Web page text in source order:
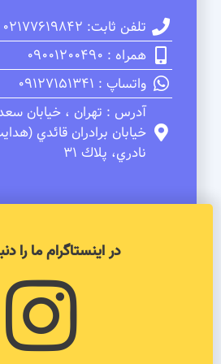
تلفن ثابت: 02177619842
همراه : 09001200490
واتساپ : 09127151341
آدرس : تهران ، خيابان
خيابان برادران قائدي
نادري، پلاك 31
در اینستاگرام ما را